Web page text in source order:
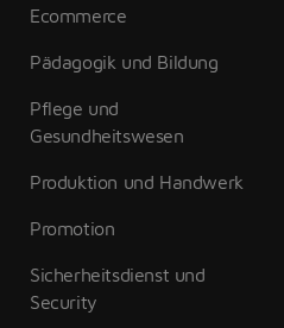
Ecommerce
Pädagogik und Bildung
Pflege und
Gesundheitswesen
Produktion und Handwerk
Promotion
Sicherheitsdienst und
Security